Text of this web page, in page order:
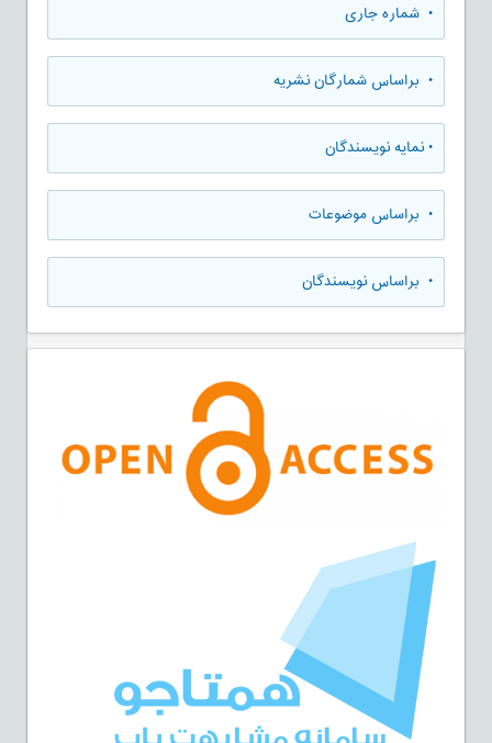
• شماره جاری
• براساس شمارگان نشریه
•نمایه نویسندگان
• براساس موضوعات
• براساس نویسندگان